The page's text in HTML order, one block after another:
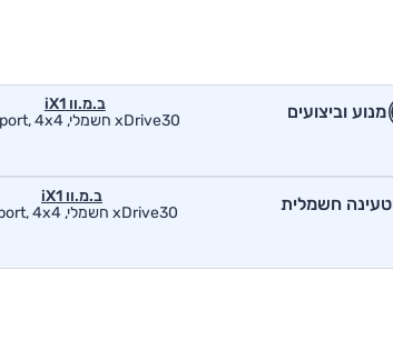
מנוע וביצועים
ב.מ.וו iX1
xDrive30 חשמלי, M-Sport, 4x4
טעינה חשמלית
ב.מ.וו iX1
xDrive30 חשמלי, M-Sport, 4x4